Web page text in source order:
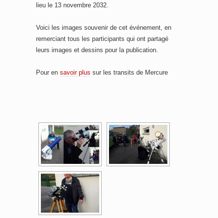
lieu le 13 novembre 2032.
Voici les images souvenir de cet événement, en
remerciant tous les participants qui ont partagé
leurs images et dessins pour la publication.
Pour en savoir plus sur les transits de Mercure